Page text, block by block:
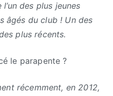
des plus jeunes
âgés du club ! Un des
plus récents.
le parapente ?
récemment, en 2012,